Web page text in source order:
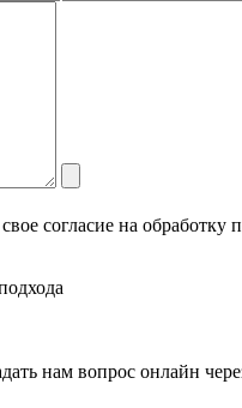
согласие на обработку
нам вопрос онлайн